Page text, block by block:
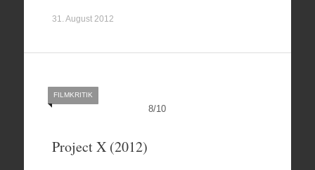
31. August 2012
8/10
FILMKRITIK
Project X (2012)